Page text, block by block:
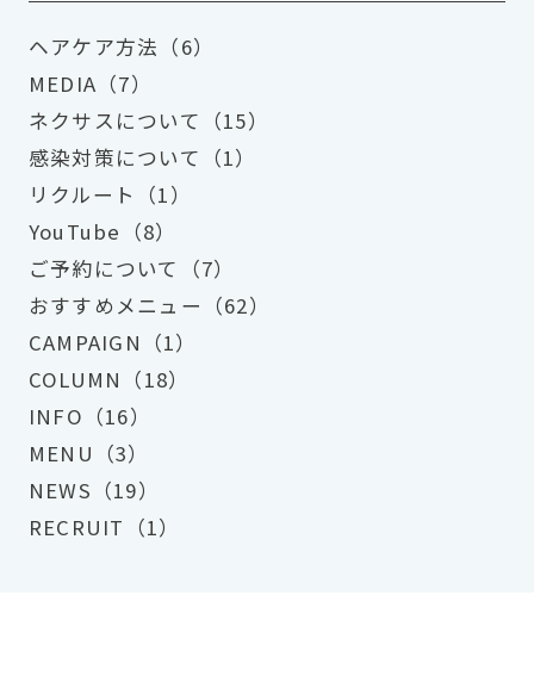
ヘアケア方法（6）
MEDIA（7）
ネクサスについて（15）
感染対策について（1）
リクルート（1）
YouTube（8）
ご予約について（7）
おすすめメニュー（62）
CAMPAIGN（1）
COLUMN（18）
INFO（16）
MENU（3）
NEWS（19）
RECRUIT（1）